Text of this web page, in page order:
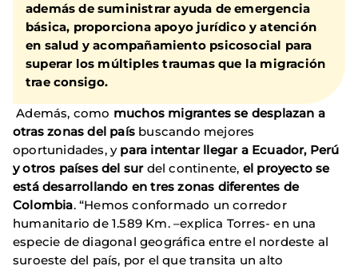
además de suministrar ayuda de emergencia
básica, proporciona apoyo jurídico y atención
en salud y acompañamiento psicosocial para
superar los múltiples traumas que la migración
trae consigo.
Además, como muchos migrantes se desplazan a
otras zonas del país buscando mejores
oportunidades, y para intentar llegar a Ecuador, Perú
y otros países del sur del continente, el proyecto se
está desarrollando en tres zonas diferentes de
Colombia. “Hemos conformado un corredor
humanitario de 1.589 Km. –explica Torres- en una
especie de diagonal geográfica entre el nordeste al
suroeste del país, por el que transita un alto